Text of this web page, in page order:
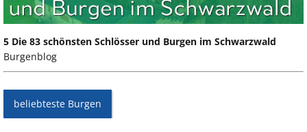
5 Die 83 schönsten Schlösser und Burgen im Schwarzwald
Burgenblog
beliebteste Burgen